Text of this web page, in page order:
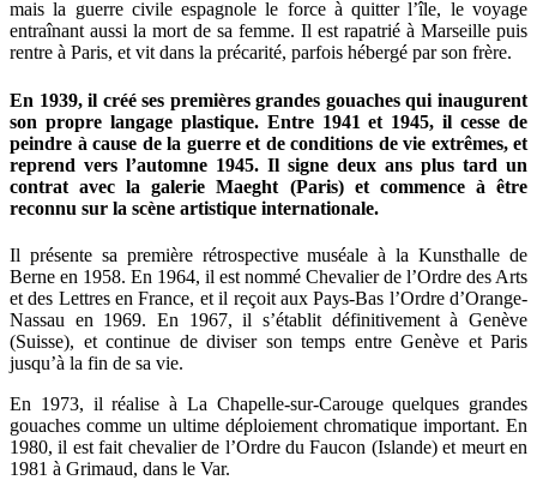
mais la guerre civile espagnole le force à quitter l’île, le voyage
entraînant aussi la mort de sa femme. Il est rapatrié à Marseille puis
rentre à Paris, et vit dans la précarité, parfois hébergé par son frère.
En 1939, il créé ses premières grandes gouaches qui inaugurent
son propre langage plastique. Entre 1941 et 1945, il cesse de
peindre à cause de la guerre et de conditions de vie extrêmes, et
reprend vers l’automne 1945. Il signe deux ans plus tard un
contrat avec la galerie Maeght (Paris) et commence à être
reconnu sur la scène artistique internationale.
Il présente sa première rétrospective muséale à la Kunsthalle de
Berne en 1958. En 1964, il est nommé Chevalier de l’Ordre des Arts
et des Lettres en France, et il reçoit aux Pays-Bas l’Ordre d’Orange-
Nassau en 1969. En 1967, il s’établit définitivement à Genève
(Suisse), et continue de diviser son temps entre Genève et Paris
jusqu’à la fin de sa vie.
En 1973, il réalise à La Chapelle-sur-Carouge quelques grandes
gouaches comme un ultime déploiement chromatique important. En
1980, il est fait chevalier de l’Ordre du Faucon (Islande) et meurt en
1981 à Grimaud, dans le Var.